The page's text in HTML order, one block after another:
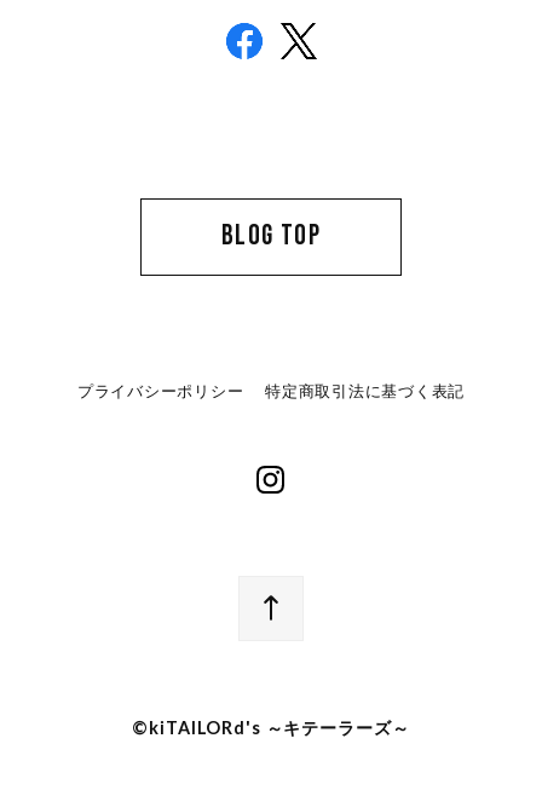
BLOG TOP
プライバシーポリシー 特定商取引法に基づく表記
©︎kiTAILORd's ～キテーラーズ～